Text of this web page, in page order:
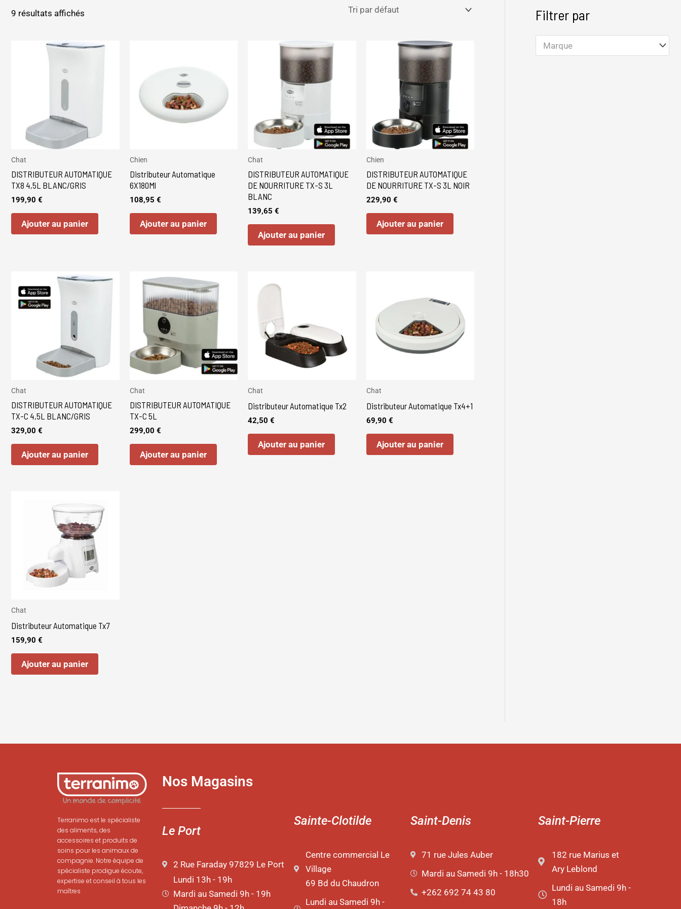
9 résultats affichés
Chat
DISTRIBUTEUR AUTOMATIQUE
TX8 4,5L BLANC/GRIS
199,90 €
Ajouter au panier
Chien
Distributeur Automatique
6X180Ml
108,95 €
Ajouter au panier
Chat
DISTRIBUTEUR AUTOMATIQUE
DE NOURRITURE TX-S 3L
BLANC
139,65 €
Ajouter au panier
Chien
DISTRIBUTEUR AUTOMATIQUE
DE NOURRITURE TX-S 3L NOIR
229,90 €
Ajouter au panier
Chat
DISTRIBUTEUR AUTOMATIQUE
TX-C 4,5L BLANC/GRIS
329,00 €
Ajouter au panier
Chat
DISTRIBUTEUR AUTOMATIQUE
TX-C 5L
299,00 €
Ajouter au panier
Chat
Distributeur Automatique Tx2
42,50 €
Ajouter au panier
Chat
Distributeur Automatique Tx4+1
69,90 €
Ajouter au panier
Chat
Distributeur Automatique Tx7
159,90 €
Ajouter au panier
Filtrer par
Marque
Terranimo est le spécialiste
des aliments, des
accessoires et produits de
soins pour les animaux de
compagnie. Notre équipe de
spécialiste prodigue écoute,
expertise et conseil à tous les
maîtres
Nos Magasins
Le Port
2 Rue Faraday 97829 Le Port
Lundi 13h - 19h
Mardi au Samedi 9h - 19h
Sainte-Clotilde
Centre commercial Le
Village
69 Bd du Chaudron
Lundi au Samedi 9h -
Saint-Denis
71 rue Jules Auber
Mardi au Samedi 9h - 18h30
+262 692 74 43 80
Saint-Pierre
182 rue Marius et
Ary Leblond
Lundi au Samedi 9h -
18h